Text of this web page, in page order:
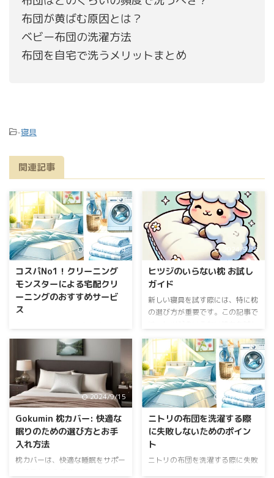
布団が黄ばむ原因とは？
ベビー布団の洗濯方法
布団を自宅で洗うメリットまとめ
-寝具
関連記事
2024/10/14
コスパNo1！クリーニング
モンスターによる宅配クリ
ーニングのおすすめサービ
ス
で、忙しい日々の中でも簡単に洗
濯物を片付けることができます。
本記事では、特にクリーニングモ
ンスターによるおすすめの宅配ク
リーニングサービスについて詳し
く紹介します。選び方のポイント
やメリット・デメリットについて
も解説しています。 プロが洗う
と、布団はこんなにキレイ【クリ
ーニングモンスター】 クリーニ
ングモンスターの宅配クリーニン
2024/9/15
ヒツジのいらない枕 お試し
ガイド
新しい寝具を試す際には、特に枕
の選び方が重要です。この記事で
する方法とその選び方について詳
しく解説します。 枕のお試し方
法 店舗でのお試し方法 自分に合
った枕を選ぶために、店舗での試
着がおすすめです。枕を実際に触
って、寝てみることで自分の好み
を確認できます。お店によって
は、専門スタッフが寝心地や自分
に合った枕の選び方についてアド
バイスしてくれる場合もありま
す。試着の際には、普段通りの服
2024/9/15
Gokumin 枕カバー: 快適な
眠りのための選び方とお手
入れ方法
枕カバーは、快適な睡眠をサポー
2024/9/11
ニトリの布団を洗濯する際
に失敗しないためのポイン
ト
ニトリの布団を洗濯する際に失敗